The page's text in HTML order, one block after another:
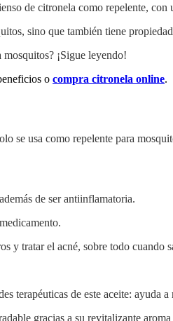
de citronela como repelente,
sino que también tiene
mosquitos? ¡Sigue leyendo!
o compra citronela online.
se usa como repelente para
de ser antiinflamatoria.
y tratar el acné, sobre todo cuando
terapéuticas de este aceite: ayuda
gracias a su revitalizante